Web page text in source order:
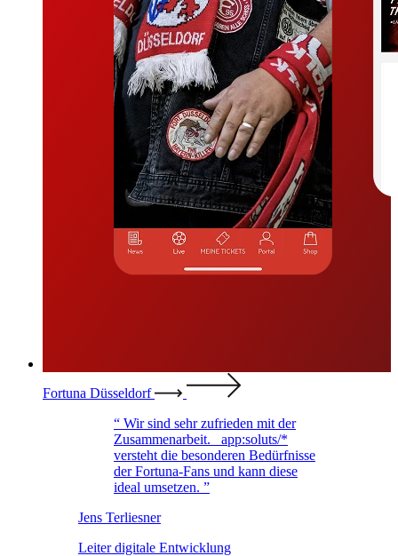
Fortuna Düsseldorf
Wir sind sehr zufrieden mit der
Zusammenarbeit.
_app:soluts/*
versteht die besonderen Bedürfnisse
der Fortuna-Fans und kann diese
ideal umsetzen.
Jens Terliesner
Leiter digitale Entwicklung